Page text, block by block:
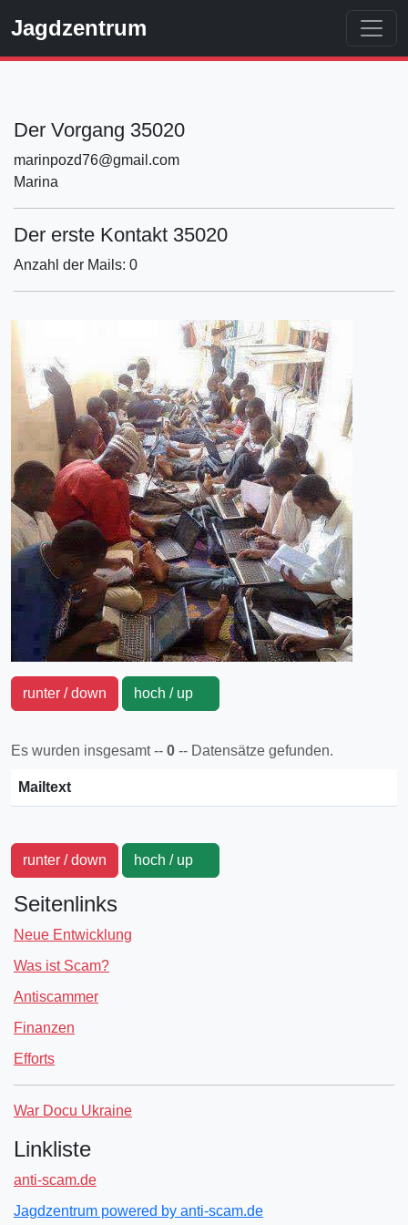
Jagdzentrum
Der Vorgang 35020
marinpozd76@gmail.com
Marina
Der erste Kontakt 35020
Anzahl der Mails: 0
runter / down hoch / up
Es wurden insgesamt -- 0 -- Datensätze gefunden.
Mailtext
runter / down hoch / up
Seitenlinks
Neue Entwicklung
Was ist Scam?
Antiscammer
Finanzen
Efforts
War Docu Ukraine
Linkliste
anti-scam.de
Jagdzentrum powered by anti-scam.de